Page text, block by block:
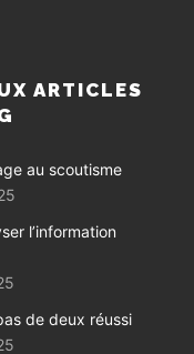
ARTICLES
au scoutisme
l’information
de deux réussi